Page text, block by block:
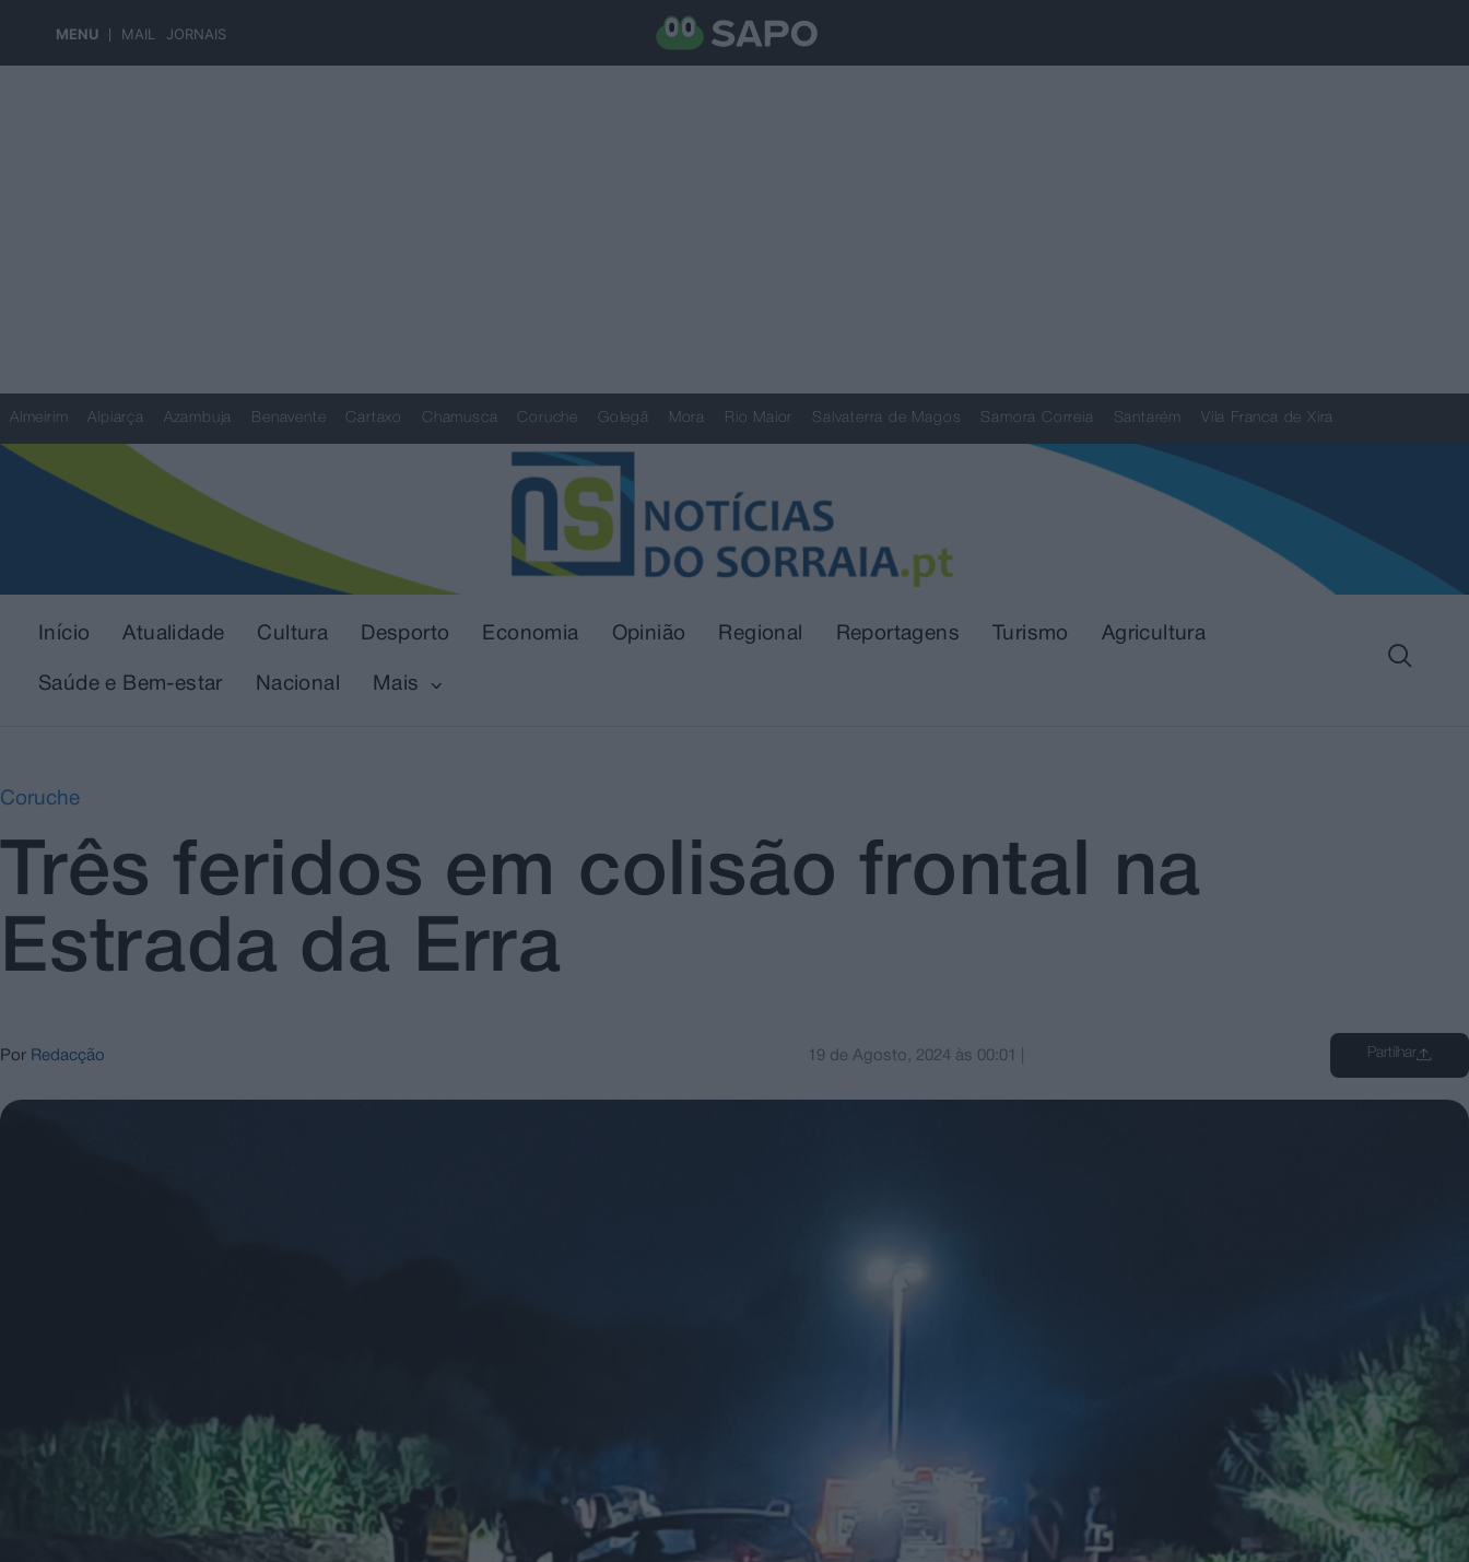
MENU MAIL JORNAIS
Almeirim Alpiarça Azambuja Benavente Cartaxo Chamusca Coruche Golegã Mora Rio Maior Salvaterra de Magos Samora Correia Santarém Vila Franca de Xira
Início Atualidade Cultura Desporto Economia Opinião Regional Reportagens Turismo Agricultura
Saúde e Bem-estar Nacional Mais
Coruche
Três feridos em colisão frontal na
Estrada da Erra
Por Redacção 19 de Agosto, 2024 às 00:01 Partilhar